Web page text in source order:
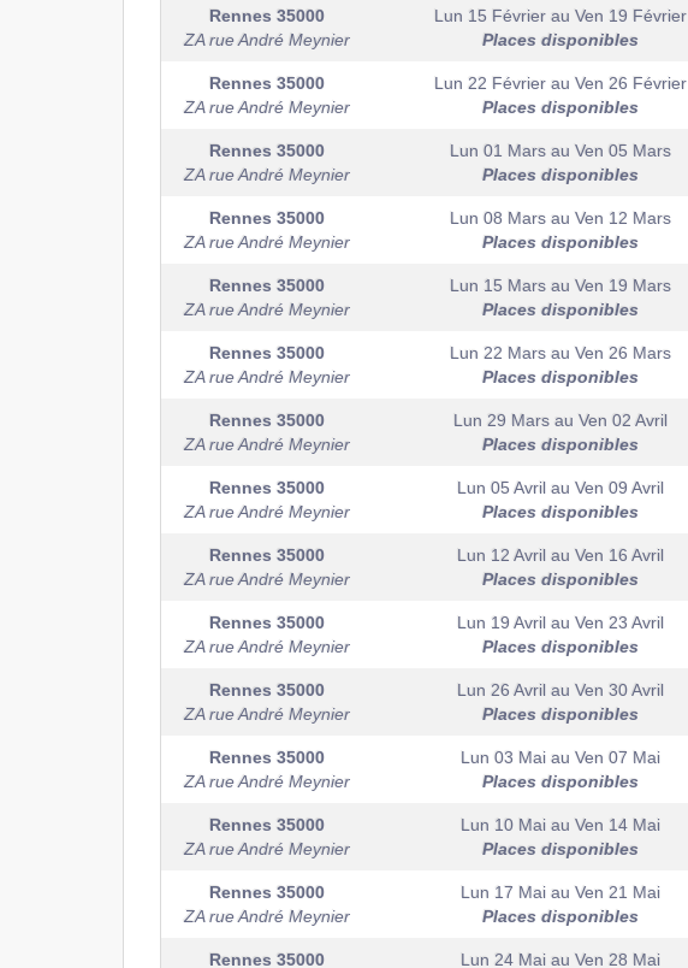
Rennes 35000
ZA rue André Meynier
Lun 15 Février au Ven 19 Février
Places disponibles
Rennes 35000
ZA rue André Meynier
Lun 22 Février au Ven 26 Février
Places disponibles
Rennes 35000
ZA rue André Meynier
Lun 01 Mars au Ven 05 Mars
Places disponibles
Rennes 35000
ZA rue André Meynier
Lun 08 Mars au Ven 12 Mars
Places disponibles
Rennes 35000
ZA rue André Meynier
Lun 15 Mars au Ven 19 Mars
Places disponibles
Rennes 35000
ZA rue André Meynier
Lun 22 Mars au Ven 26 Mars
Places disponibles
Rennes 35000
ZA rue André Meynier
Lun 29 Mars au Ven 02 Avril
Places disponibles
Rennes 35000
ZA rue André Meynier
Lun 05 Avril au Ven 09 Avril
Places disponibles
Rennes 35000
ZA rue André Meynier
Lun 12 Avril au Ven 16 Avril
Places disponibles
Rennes 35000
ZA rue André Meynier
Lun 19 Avril au Ven 23 Avril
Places disponibles
Rennes 35000
ZA rue André Meynier
Lun 26 Avril au Ven 30 Avril
Places disponibles
Rennes 35000
ZA rue André Meynier
Lun 03 Mai au Ven 07 Mai
Places disponibles
Rennes 35000
ZA rue André Meynier
Lun 10 Mai au Ven 14 Mai
Places disponibles
Rennes 35000
ZA rue André Meynier
Lun 17 Mai au Ven 21 Mai
Places disponibles
Rennes 35000 Lun 24 Mai au Ven 28 Mai